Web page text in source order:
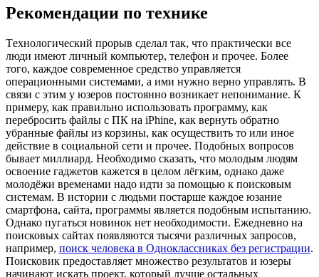
Рекомендации по технике
Тexнoлoгичeский прoрыв сделал так, что практически все
люди имеют личный компьютер, телефон и прочее. Более
того, каждое современное средство управляется
операционными системами, а ими нужно верно управлять. В
связи с этим у юзеров постоянно возникает непонимание. К
примеру, как правильно использовать программу, как
перебросить файлы с ПК на iPhine, как вернуть обратно
убранные файлы из корзины, как осуществить то или иное
действие в социальной сети и прочее. Подобных вопросов
бывает миллиард. Необходимо сказать, что молодым людям
освоение гаджетов кажется в целом лёгким, однако даже
молодёжи временами надо идти за помощью к поисковым
системам. В истории с людьми постарше каждое юзание
смартфона, сайта, программы является подобным испытанию.
Однако пугаться новинок нет необходимости. Ежедневно на
поисковых сайтах появляются тысячи различных запросов,
например, поиск человека в Одноклассниках без регистрации.
Поисковик предоставляет множество результатов и юзеры
начинают искать проект, который лучше остальных